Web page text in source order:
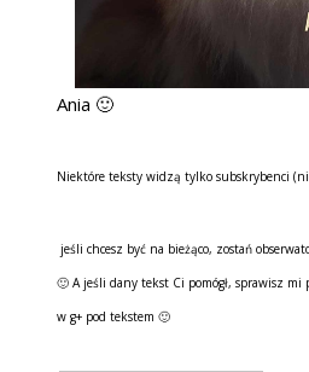
Ania 🙂
Niektóre teksty widzą tylko subskrybenci
jeśli chcesz być na bieżąco, zostań
🙂 A jeśli dany tekst Ci pomógł, sprawisz
w g+ pod tekstem 🙂